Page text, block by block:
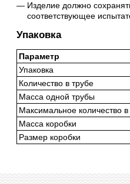
Изделие должно
соответствующее
Упаковка
Параметр
Упаковка
Количество в трубе
Масса одной трубы
Максимальное количество в
Масса коробки
Размер коробки